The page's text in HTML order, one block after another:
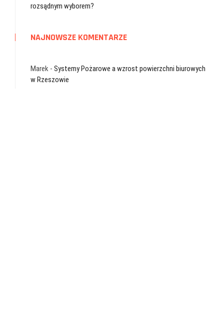
rozsądnym wyborem?
NAJNOWSZE KOMENTARZE
Marek - Systemy Pożarowe a wzrost powierzchni biurowych
w Rzeszowie